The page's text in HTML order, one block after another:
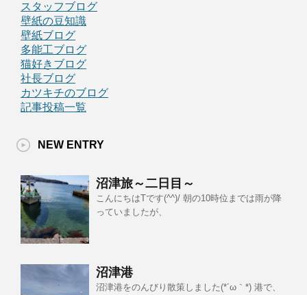
スタッフブログ
壁紙の豆知識
壁紙ブログ
多能工ブログ
猫好きブログ
社長ブログ
カツキチのブログ
記事投稿一覧
NEW ENTRY
沼津旅～二日目～
こんにちはTです(^^)/ 朝の10時位までは雨が降
っていましたが、
沼津港
沼津港をのんびり散策しました(*´ω｀*) 港で、